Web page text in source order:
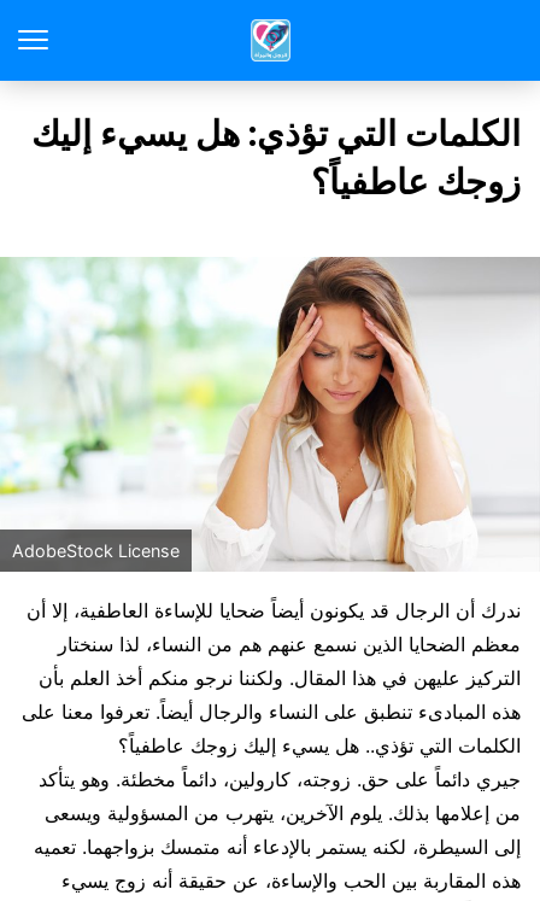
الكلمات التي تؤذي: هل يسيء إليك
زوجك عاطفياً؟
AdobeStock License
ندرك أن الرجال قد يكونون أيضاً ضحايا للإساءة العاطفية، إلا أن
معظم الضحايا الذين نسمع عنهم هم من النساء، لذا سنختار
التركيز عليهن في هذا المقال. ولكننا نرجو منكم أخذ العلم بأن
هذه المبادىء تنطبق على النساء والرجال أيضاً. تعرفوا معنا على
الكلمات التي تؤذي.. هل يسيء إليك زوجك عاطفياً؟
جيري دائماً على حق. زوجته، كارولين، دائماً مخطئة. وهو يتأكد
من إعلامها بذلك. يلوم الآخرين، يتهرب من المسؤولية ويسعى
إلى السيطرة، لكنه يستمر بالإدعاء أنه متمسك بزواجهما. تعميه
هذه المقاربة بين الحب والإساءة، عن حقيقة أنه زوج يسيء